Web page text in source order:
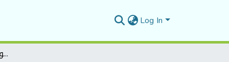
Log In
نماذج من المقاومة الوطنية في السودان الغربي خلال القرن19م